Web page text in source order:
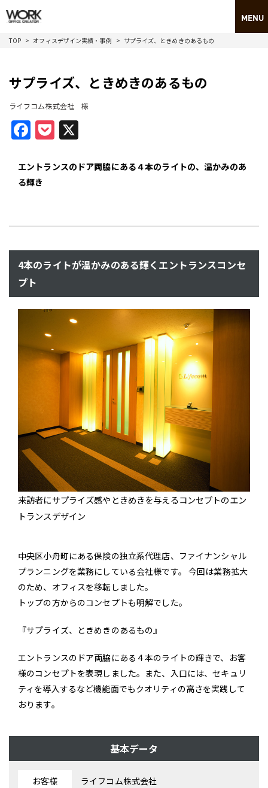
TOP オフィスデザイン実績・事例 サプライズ、ときめきのあるもの
サプライズ、ときめきのあるもの
ライフコム株式会社 様
Facebook
Pocket
エントランスのドア両脇にある４本のライトの、温かみのあ
る輝き
4本のライトが温かみのある輝くエントランスコンセ
プト
来訪者にサプライズ感やときめきを与えるコンセプトのエン
トランスデザイン
中央区小舟町にある保険の独立系代理店、ファイナンシャル
プランニングを業務にしている会社様です。 今回は業務拡大
のため、オフィスを移転しました。
トップの方からのコンセプトも明解でした。
『サプライズ、ときめきのあるもの』
エントランスのドア両脇にある４本のライトの輝きで、お客
様のコンセプトを表現しました。また、入口には、セキュリ
ティを導入するなど機能面でもクオリティの高さを実践して
おります。
基本データ
お客様 ライフコム株式会社